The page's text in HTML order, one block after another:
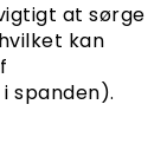
at sørge
kan
spanden).